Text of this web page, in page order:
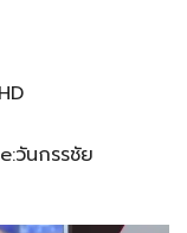
วันกรรชัย